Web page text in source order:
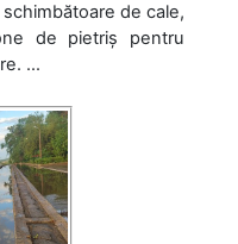
de cale,
de pietriș pentru
...